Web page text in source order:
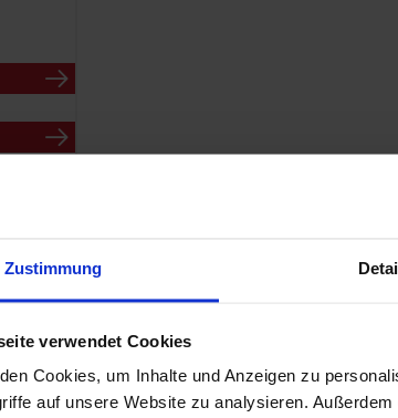
Zustimmung
verwendet Cookies
Cookies, um Inhalte und Anzeigen zu
auf unsere Website zu analysieren.